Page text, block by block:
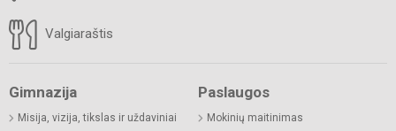
Valgiaraštis
Gimnazija
Misija, vizija, tikslas ir uždaviniai
Paslaugos
Mokinių maitinimas